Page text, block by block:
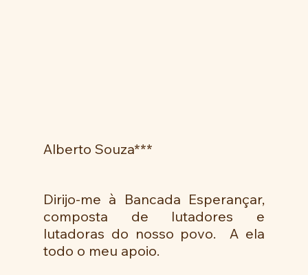
Alberto Souza***
Dirijo-me à Bancada Esperançar,
composta de lutadores e
lutadoras do nosso povo.  A ela
todo o meu apoio.